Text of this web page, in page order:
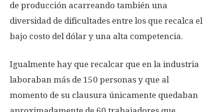
de producción acarreando también una
diversidad de dificultades entre los que recalca el
bajo costo del dólar y una alta competencia.
Igualmente hay que recalcar que en la industria
laboraban más de 150 personas y que al
momento de su clausura únicamente quedaban